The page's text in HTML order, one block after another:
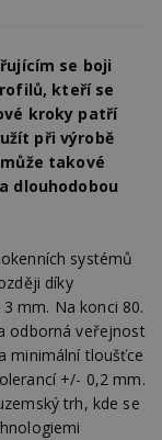
se boji
kteří se
kroky patří
při výrobě
takové
dlouhodobou
systémů
díky
mm. Na konci 80.
odborná veřejnost
minimální tloušťce
+/- 0,2 mm.
trh, kde se